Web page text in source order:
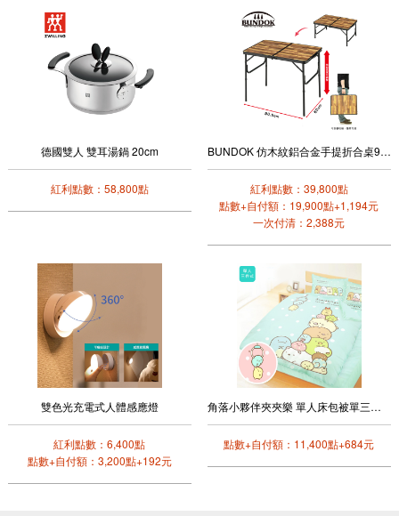
德國雙人 雙耳湯鍋 20cm
紅利點數：58,800點
BUNDOK 仿木紋鋁合金手提折合桌90cm(大)
紅利點數：39,800點
點數+自付額：19,900點+1,194元
一次付清：2,388元
雙色光充電式人體感應燈
紅利點數：6,400點
點數+自付額：3,200點+192元
角落小夥伴夾夾樂 單人床包被單三件式寢具組(單人)
點數+自付額：11,400點+684元